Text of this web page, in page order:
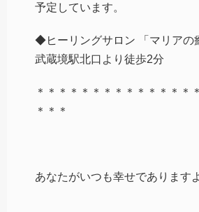
予定しています。
◆ヒーリングサロン 「マリアの
武蔵境駅北口より徒歩2分
＊＊＊＊＊＊＊＊＊＊＊＊＊＊
＊＊＊
あなたがいつも幸せであります